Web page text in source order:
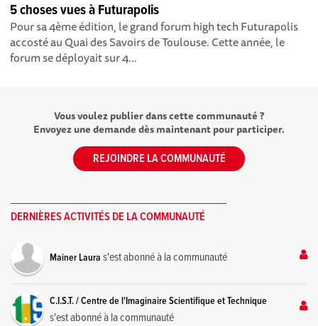
5 choses vues à Futurapolis
Pour sa 4ème édition, le grand forum high tech Futurapolis
accosté au Quai des Savoirs de Toulouse. Cette année, le
forum se déployait sur 4...
Vous voulez publier dans cette communauté ?
Envoyez une demande dès maintenant pour participer.
REJOINDRE LA COMMUNAUTÉ
DERNIÈRES ACTIVITÉS DE LA COMMUNAUTÉ
Mainer Laura s'est abonné à la communauté
C.I.S.T. / Centre de l'Imaginaire Scientifique et Technique
s'est abonné à la communauté